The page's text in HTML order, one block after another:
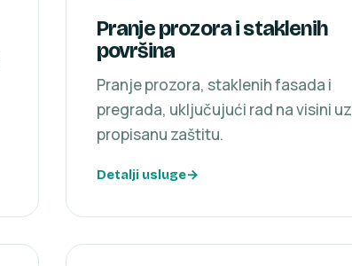
Pranje prozora i staklenih
površina
Pranje prozora, staklenih fasada i
pregrada, uključujući rad na visini uz
propisanu zaštitu.
Detalji usluge